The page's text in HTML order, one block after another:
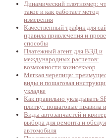
Динамический плотномер:
такое и как работает метод
измерения
Качественный трафик для
правила привлечения и
способы
Платежный агент для ВЭД и
международных расчетов:
возможности коинсекьюр
Мягкая черепица:
виды и пошаговая
укладке
Как правильно укладывать
плитку: пошаговые правила
Виды автозапчастей и
выбора для ремонта и
автомобиля